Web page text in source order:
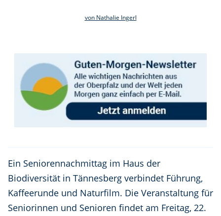
von Nathalie Ingerl
Ein Seniorennachmittag im Haus der
Biodiversität in Tännesberg verbindet Führung,
Kaffeerunde und Naturfilm. Die Veranstaltung für
Seniorinnen und Senioren findet am Freitag, 22.